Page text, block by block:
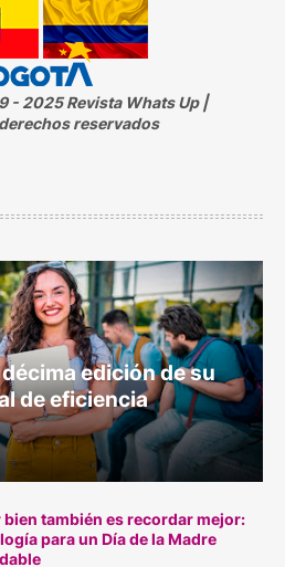
- 2025 Revista Whats Up |
reservados
edición de su
de eficiencia
bien también es recordar mejor:
para un Día de la Madre